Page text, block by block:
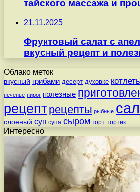
тайского массажа и
21.11.2025
Фруктовый салат с
вкусный рецепт и
Облако меток
вкусный грибами десерт духовке
печенье пирог полезные
рецепт рецепты рыбные
слоеный суп супа сыром торт тортик
Интересно